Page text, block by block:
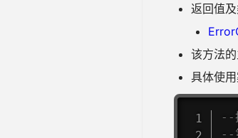
返回值及
该方法
具体使用
--
--